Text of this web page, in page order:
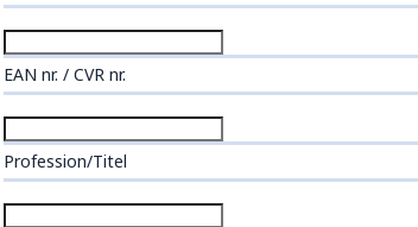
EAN nr. / CVR nr.
Profession/Titel